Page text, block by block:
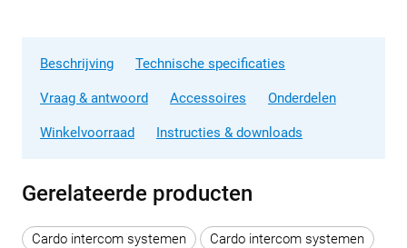
Beschrijving Technische specificaties
Vraag & antwoord Accessoires Onderdelen
Winkelvoorraad Instructies & downloads
Gerelateerde producten
Cardo intercom systemen Cardo intercom systemen